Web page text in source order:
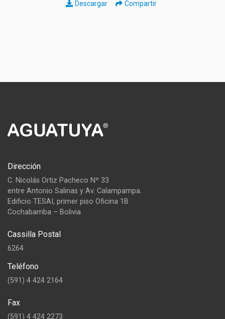
Descargar Compartir
Dirección
C. Nicolás Ortiz Pacheco Nº 33
entre Antonio Salinas y Av. Calampampa.
Edificio TESAI, primer piso Oficina 1B
Cochabamba – Bolivia
Cassilla Postal
6264
Teléfono
(591) 4 424 2164
Fax
(591) 4 424 2273